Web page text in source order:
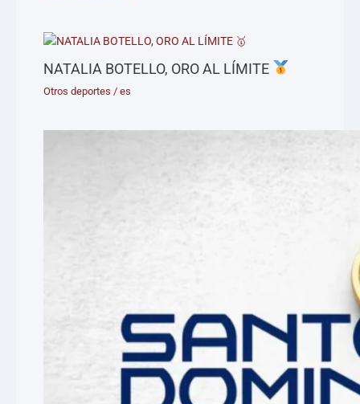
NATALIA BOTELLO, ORO AL LÍMITE
Otros deportes /es